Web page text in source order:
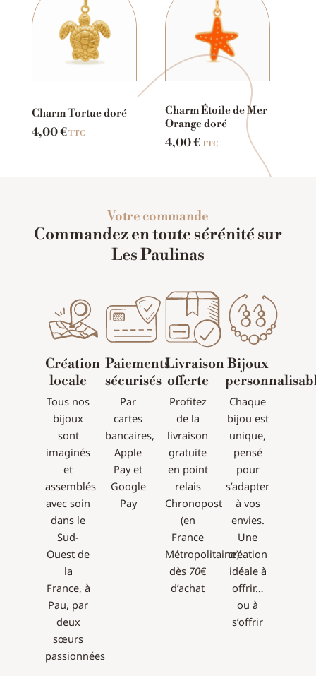
Charm Tortue doré
4,00€TTC
Charm Étoile de Mer
Orange doré
4,00€TTC
Votre commande
Commandez en toute sérénité sur
Les Paulinas
Création
locale
Tous nos
bijoux
sont
imaginés
et
assemblés
avec soin
dans le
Sud-
Ouest de
la
France, à
Pau, par
deux
sœurs
passionnées
Paiements
sécurisés
Par
cartes
bancaires,
Apple
Pay et
Google
Pay
Livraison
offerte
Profitez
de la
livraison
gratuite
en point
relais
Chronopost
(en
France
Métropolitaine)
dès 70€
d’achat
Bijoux
Chaque
bijou est
unique,
pensé
pour
s’adapter
à vos
envies.
Une
création
idéale à
offrir…
ou à
s’offrir